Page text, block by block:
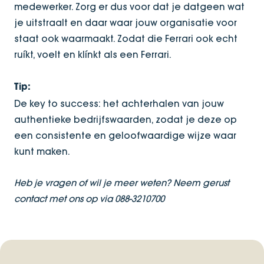
medewerker. Zorg er dus voor dat je datgeen wat
je uitstraalt en daar waar jouw organisatie voor
staat ook waarmaakt. Zodat die Ferrari ook echt
ruíkt, voelt en klínkt als een Ferrari.
Tip:
De key to success: het achterhalen van jouw
authentieke bedrijfswaarden, zodat je deze op
een consistente en geloofwaardige wijze waar
kunt maken.
Heb je vragen of wil je meer weten? Neem gerust
contact met ons op via 088-3210700